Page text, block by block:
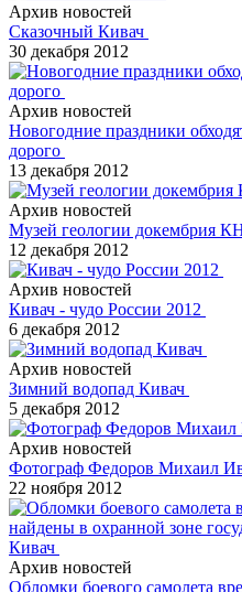
Архив новостей
Сказочный Кивач
30 декабря 2012
Архив новостей
Новогодние праздники
дорого
13 декабря 2012
Архив новостей
Музей геологии докембрия
12 декабря 2012
Архив новостей
Кивач - чудо России 2012
6 декабря 2012
Архив новостей
Зимний водопад Кивач
5 декабря 2012
Архив новостей
Фотограф Федоров Михаил
22 ноября 2012
Архив новостей
Обломки боевого самолета